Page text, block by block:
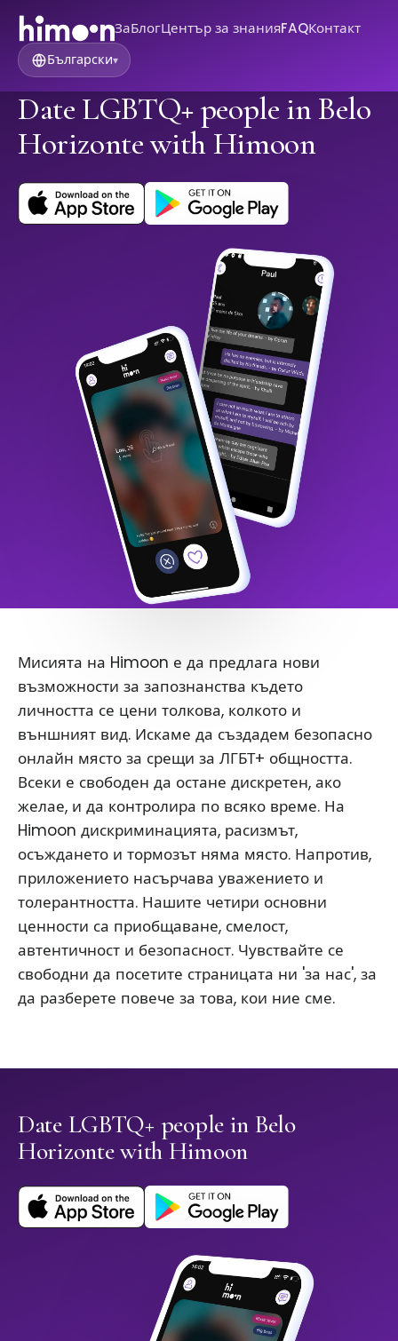
ЗаБлогЦентър за знанияFAQКонтакт
Български▾
Date LGBTQ+ people in Belo
Horizonte with Himoon
Мисията на Himoon е да предлага нови
възможности за запознанства където
личността се цени толкова, колкото и
външният вид. Искаме да създадем безопасно
онлайн място за срещи за ЛГБТ+ общността.
Всеки е свободен да остане дискретен, ако
желае, и да контролира по всяко време. На
Himoon дискриминацията, расизмът,
осъждането и тормозът няма място. Напротив,
приложението насърчава уважението и
толерантността. Нашите четири основни
ценности са приобщаване, смелост,
автентичност и безопасност. Чувствайте се
свободни да посетите страницата ни 'за нас', за
да разберете повече за това, кои ние сме.
Date LGBTQ+ people in Belo
Horizonte with Himoon